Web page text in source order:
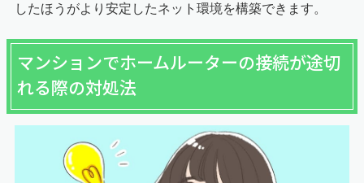
したほうがより安定したネット環境を構築できます。
マンションでホームルーターの接続が途切
れる際の対処法